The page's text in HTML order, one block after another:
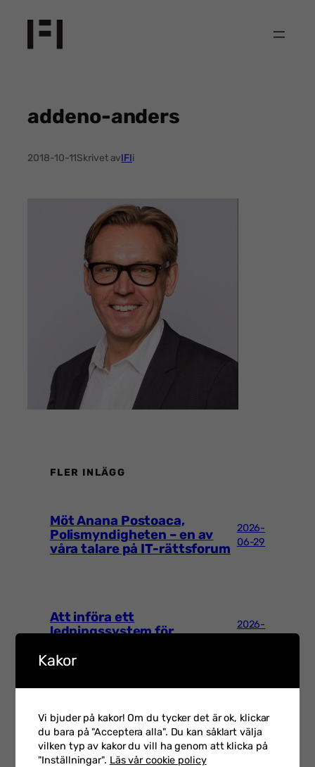
innehåll
addeno-anders
2018-10-11Skrivet avIFIi
FLER INLÄGG
Möt Anana Postoaca,
Polismyndigheten – en av
våra talare på IT-rättsforum
2026-
06-29
Att införa ett
ledningssystem för
2026-
Talarintervju inför Hot &
Säkerhet 2026 med Petra
Klein som är CSO på
Swedbank
2026-
02-23
Kakor
Vi bjuder på kakor! Om du tycker det är ok, klickar
du bara på "Acceptera alla". Du kan såklart välja
vilken typ av kakor du vill ha genom att klicka på
"Inställningar". Läs vår cookie policy